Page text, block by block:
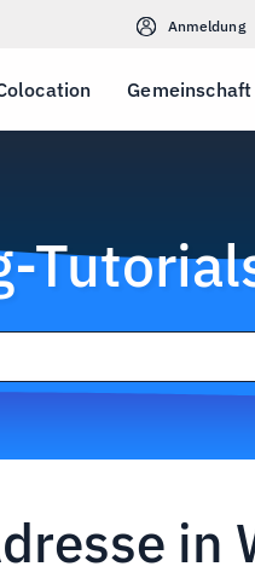
Anmeldung
Gemeinschaft
in